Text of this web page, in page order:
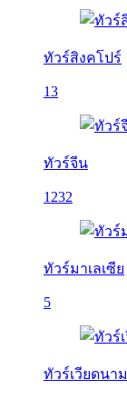
ทัวร์สิงคโปร์
13
ทัวร์จีน
1232
ทัวร์มาเลเซีย
5
ทัวร์เวียดนาม